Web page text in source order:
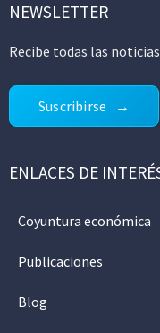
NEWSLETTER
Recibe todas las noticias
Suscribirse
ENLACES DE
Coyuntura económica
Publicaciones
Blog